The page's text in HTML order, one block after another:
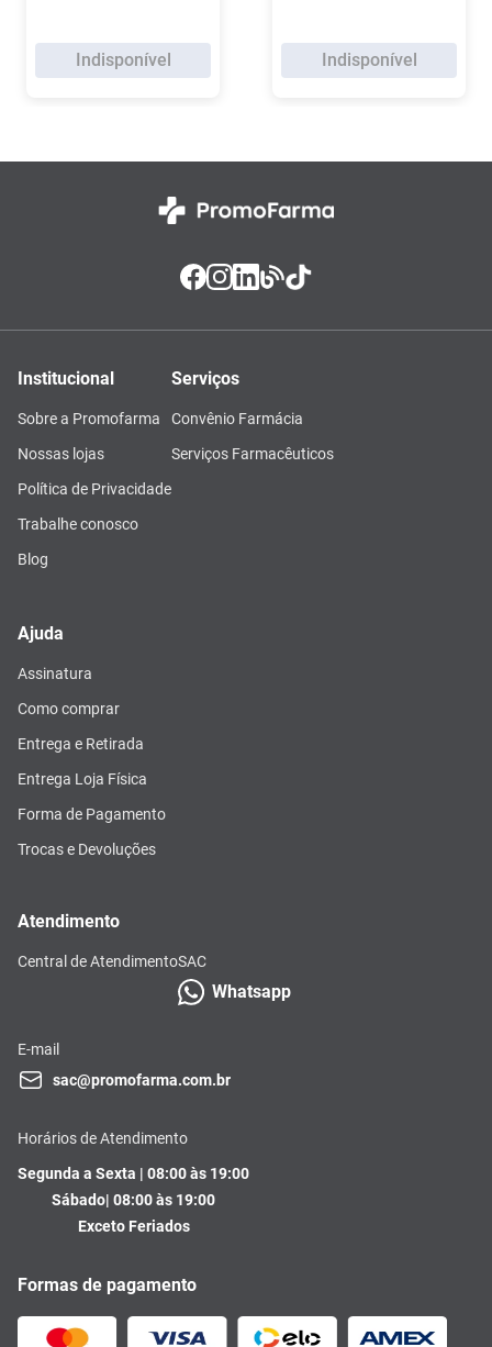
Indisponível Indisponível
Institucional
Sobre a Promofarma
Nossas lojas
Política de Privacidade
Trabalhe conosco
Blog
Serviços
Convênio Farmácia
Serviços Farmacêuticos
Ajuda
Assinatura
Como comprar
Entrega e Retirada
Entrega Loja Física
Forma de Pagamento
Trocas e Devoluções
Atendimento
Central de AtendimentoSAC
Whatsapp
E-mail
sac@promofarma.com.br
Horários de Atendimento
Segunda a Sexta | 08:00 às 19:00
Sábado| 08:00 às 19:00
Exceto Feriados
Formas de pagamento